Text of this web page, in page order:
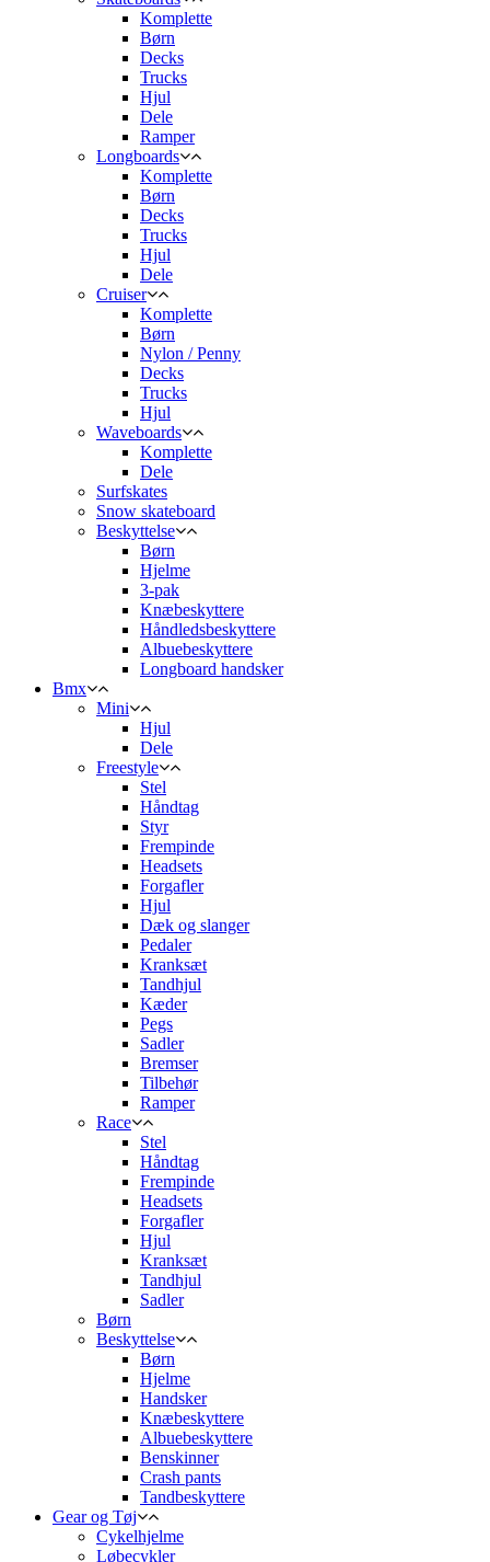
Komplette
Børn
Decks
Trucks
Hjul
Dele
Ramper
Longboards
Komplette
Børn
Decks
Trucks
Hjul
Dele
Cruiser
Komplette
Børn
Nylon / Penny
Decks
Trucks
Hjul
Waveboards
Komplette
Dele
Surfskates
Snow skateboard
Beskyttelse
Børn
Hjelme
3-pak
Knæbeskyttere
Håndledsbeskyttere
Albuebeskyttere
Longboard handsker
Bmx
Mini
Hjul
Dele
Freestyle
Stel
Håndtag
Styr
Frempinde
Headsets
Forgafler
Hjul
Dæk og slanger
Pedaler
Kranksæt
Tandhjul
Kæder
Pegs
Sadler
Bremser
Tilbehør
Ramper
Race
Stel
Håndtag
Frempinde
Headsets
Forgafler
Hjul
Kranksæt
Tandhjul
Sadler
Børn
Beskyttelse
Børn
Hjelme
Handsker
Knæbeskyttere
Albuebeskyttere
Benskinner
Crash pants
Tandbeskyttere
Gear og Tøj
Cykelhjelme
Løbecykler